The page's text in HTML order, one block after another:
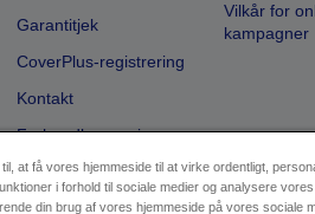
Garantitjek
CoverPlus-registrering
Kontakt
Forhandlersøgning
Vilkår for
kampagner
at få vores hjemmeside til at virke ordentligt,
i forhold til sociale medier og analysere
din brug af vores hjemmeside på vores sociale